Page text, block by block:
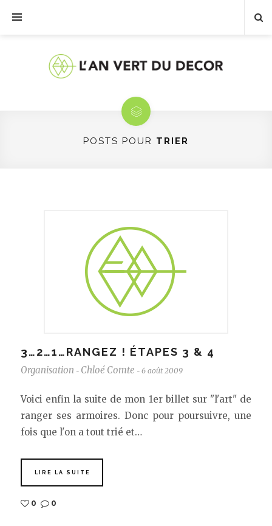
POSTS POUR TRIER
3…2…1…RANGEZ ! ÉTAPES 3 & 4
Organisation - Chloé Comte - 6 août 2009
Voici enfin la suite de mon 1er billet sur "l'art" de
ranger ses armoires. Donc pour poursuivre, une
fois que l'on a tout trié et…
LIRE LA SUITE
0 0